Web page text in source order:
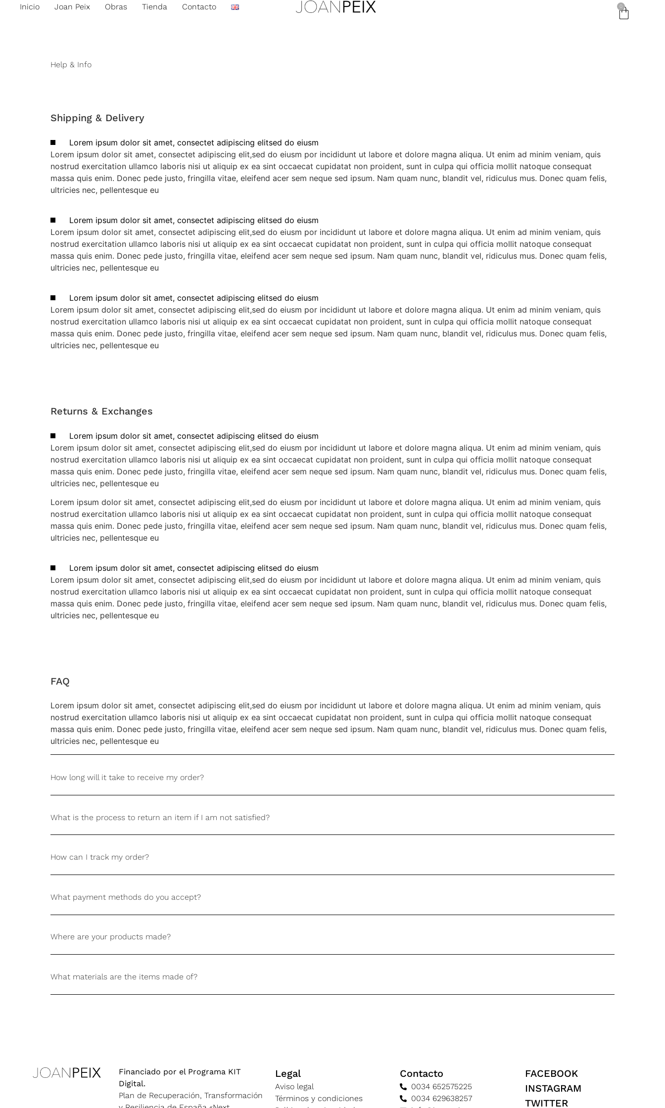
Inicio Joan Peix Obras Tienda Contacto 0
Help & Info
Shipping & Delivery
Lorem ipsum dolor sit amet, consectet adipiscing elitsed do eiusm
Lorem ipsum dolor sit amet, consectet adipiscing elit,sed do eiusm por incididunt ut labore et dolore magna aliqua. Ut enim ad minim veniam, quis
nostrud exercitation ullamco laboris nisi ut aliquip ex ea sint occaecat cupidatat non proident, sunt in culpa qui officia mollit natoque consequat
massa quis enim. Donec pede justo, fringilla vitae, eleifend acer sem neque sed ipsum. Nam quam nunc, blandit vel, ridiculus mus. Donec quam felis,
ultricies nec, pellentesque eu
Lorem ipsum dolor sit amet, consectet adipiscing elitsed do eiusm
Lorem ipsum dolor sit amet, consectet adipiscing elit,sed do eiusm por incididunt ut labore et dolore magna aliqua. Ut enim ad minim veniam, quis
nostrud exercitation ullamco laboris nisi ut aliquip ex ea sint occaecat cupidatat non proident, sunt in culpa qui officia mollit natoque consequat
massa quis enim. Donec pede justo, fringilla vitae, eleifend acer sem neque sed ipsum. Nam quam nunc, blandit vel, ridiculus mus. Donec quam felis,
ultricies nec, pellentesque eu
Lorem ipsum dolor sit amet, consectet adipiscing elitsed do eiusm
Lorem ipsum dolor sit amet, consectet adipiscing elit,sed do eiusm por incididunt ut labore et dolore magna aliqua. Ut enim ad minim veniam, quis
nostrud exercitation ullamco laboris nisi ut aliquip ex ea sint occaecat cupidatat non proident, sunt in culpa qui officia mollit natoque consequat
massa quis enim. Donec pede justo, fringilla vitae, eleifend acer sem neque sed ipsum. Nam quam nunc, blandit vel, ridiculus mus. Donec quam felis,
ultricies nec, pellentesque eu
Returns & Exchanges
Lorem ipsum dolor sit amet, consectet adipiscing elitsed do eiusm
Lorem ipsum dolor sit amet, consectet adipiscing elit,sed do eiusm por incididunt ut labore et dolore magna aliqua. Ut enim ad minim veniam, quis
nostrud exercitation ullamco laboris nisi ut aliquip ex ea sint occaecat cupidatat non proident, sunt in culpa qui officia mollit natoque consequat
massa quis enim. Donec pede justo, fringilla vitae, eleifend acer sem neque sed ipsum. Nam quam nunc, blandit vel, ridiculus mus. Donec quam felis,
ultricies nec, pellentesque eu
Lorem ipsum dolor sit amet, consectet adipiscing elit,sed do eiusm por incididunt ut labore et dolore magna aliqua. Ut enim ad minim veniam, quis
nostrud exercitation ullamco laboris nisi ut aliquip ex ea sint occaecat cupidatat non proident, sunt in culpa qui officia mollit natoque consequat
massa quis enim. Donec pede justo, fringilla vitae, eleifend acer sem neque sed ipsum. Nam quam nunc, blandit vel, ridiculus mus. Donec quam felis,
ultricies nec, pellentesque eu
Lorem ipsum dolor sit amet, consectet adipiscing elitsed do eiusm
Lorem ipsum dolor sit amet, consectet adipiscing elit,sed do eiusm por incididunt ut labore et dolore magna aliqua. Ut enim ad minim veniam, quis
nostrud exercitation ullamco laboris nisi ut aliquip ex ea sint occaecat cupidatat non proident, sunt in culpa qui officia mollit natoque consequat
massa quis enim. Donec pede justo, fringilla vitae, eleifend acer sem neque sed ipsum. Nam quam nunc, blandit vel, ridiculus mus. Donec quam felis,
ultricies nec, pellentesque eu
FAQ
Lorem ipsum dolor sit amet, consectet adipiscing elit,sed do eiusm por incididunt ut labore et dolore magna aliqua. Ut enim ad minim veniam, quis
nostrud exercitation ullamco laboris nisi ut aliquip ex ea sint occaecat cupidatat non proident, sunt in culpa qui officia mollit natoque consequat
massa quis enim. Donec pede justo, fringilla vitae, eleifend acer sem neque sed ipsum. Nam quam nunc, blandit vel, ridiculus mus. Donec quam felis,
ultricies nec, pellentesque eu
How long will it take to receive my order?
What is the process to return an item if I am not satisfied?
How can I track my order?
What payment methods do you accept?
Where are your products made?
What materials are the items made of?
Financiado por el Programa KIT
Digital.
Plan de Recuperación, Transformación
Legal
Aviso legal
Términos y condiciones
Contacto
0034 652575225
0034 629638257
FACEBOOK
INSTAGRAM
TWITTER